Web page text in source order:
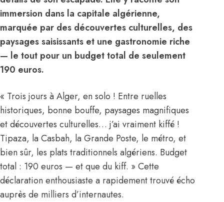
immersion dans la capitale algérienne,
marquée par des découvertes culturelles, des
paysages saisissants et une gastronomie riche
— le tout pour un budget total de seulement
190 euros.
« Trois jours à Alger, en solo ! Entre ruelles
historiques, bonne bouffe, paysages magnifiques
et découvertes culturelles… j’ai vraiment kiffé !
Tipaza, la Casbah, la Grande Poste, le métro, et
bien sûr, les plats traditionnels algériens. Budget
total : 190 euros — et que du kiff. » Cette
déclaration enthousiaste a rapidement trouvé écho
auprès de milliers d’internautes.